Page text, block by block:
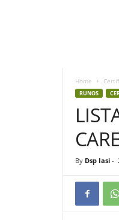
P
Home
RUNOS
By Dsp Iasi -